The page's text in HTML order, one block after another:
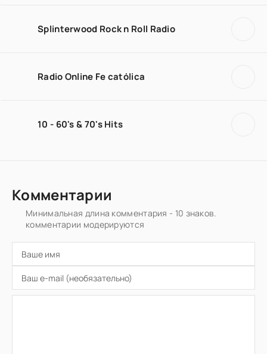
Splinterwood Rock n Roll Radio
Radio Online Fe católica
10 - 60's & 70's Hits
Комментарии
Минимальная длина комментария - 10 знаков.
комментарии модерируются